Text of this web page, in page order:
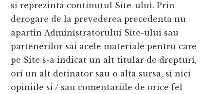
si reprezinta continutul Site-ului. Prin
derogare de la prevederea precedenta nu
apartin Administratorului Site-ului sau
partenerilor sai acele materiale pentru care
pe Site s-a indicat un alt titular de drepturi,
ori un alt detinator sau o alta sursa, si nici
opiniile si / sau comentariile de orice fel